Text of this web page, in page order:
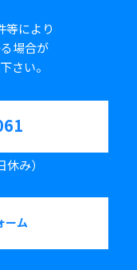
等により
場合が
さい。
み）
ーム